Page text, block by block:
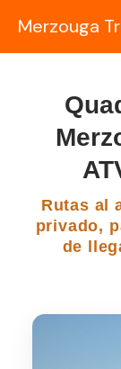
contenido
Merzouga
Rutas al
privado,
de